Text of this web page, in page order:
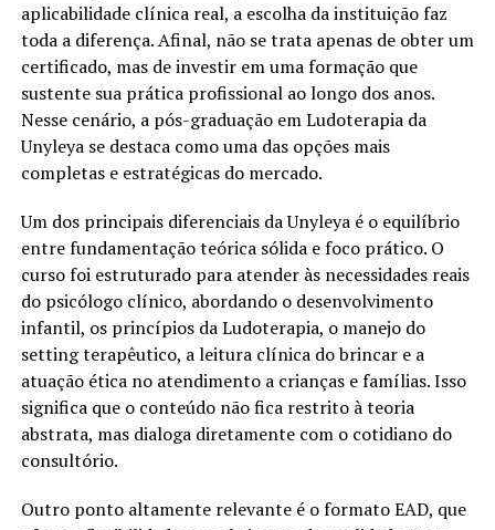
aplicabilidade clínica real, a escolha da instituição faz
toda a diferença. Afinal, não se trata apenas de obter um
certificado, mas de investir em uma formação que
sustente sua prática profissional ao longo dos anos.
Nesse cenário, a pós-graduação em Ludoterapia da
Unyleya se destaca como uma das opções mais
completas e estratégicas do mercado.
Um dos principais diferenciais da Unyleya é o equilíbrio
entre fundamentação teórica sólida e foco prático. O
curso foi estruturado para atender às necessidades reais
do psicólogo clínico, abordando o desenvolvimento
infantil, os princípios da Ludoterapia, o manejo do
setting terapêutico, a leitura clínica do brincar e a
atuação ética no atendimento a crianças e famílias. Isso
significa que o conteúdo não fica restrito à teoria
abstrata, mas dialoga diretamente com o cotidiano do
consultório.
Outro ponto altamente relevante é o formato EAD, que